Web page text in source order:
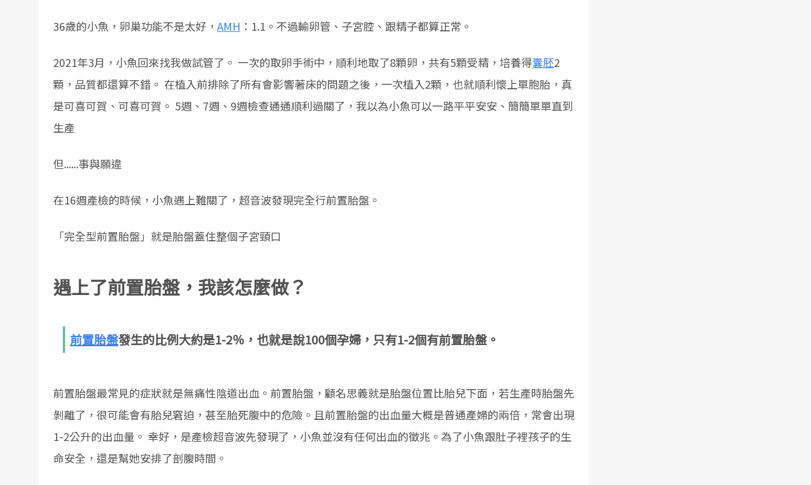
36歲的小魚，卵巢功能不是太好， AMH ：1.1。不過輸卵管、子宮腔、跟精子都算正常。
2021年3月，小魚回來找我做試管了。 一次的取卵手術中，順利地取了8顆卵，共有5顆受精，培養得囊胚2
顆，品質都還算不錯。 在植入前排除了所有會影響著床的問題之後，一次植入2顆，也就順利懷上單胞胎，真
是可喜可賀、可喜可賀。 5週、7週、9週檢查通通順利過關了，我以為小魚可以一路平平安安、簡簡單單直到
生產
但......事與願違
在16週產檢的時候，小魚遇上難關了，超音波發現完全行前置胎盤。
「完全型前置胎盤」就是胎盤蓋住整個子宮頸口
遇上了前置胎盤，我該怎麼做？
前置胎盤發生的比例大約是1-2％，也就是說100個孕婦，只有1-2個有前置胎盤。
前置胎盤最常見的症狀就是無痛性陰道出血。前置胎盤，顧名思義就是胎盤位置比胎兒下面，若生產時胎盤先
剝離了，很可能會有胎兒窘迫，甚至胎死腹中的危險。且前置胎盤的出血量大概是普通產婦的兩倍，常會出現
1-2公升的出血量。 幸好，是產檢超音波先發現了，小魚並沒有任何出血的徵兆。為了小魚跟肚子裡孩子的生
命安全，還是幫她安排了剖腹時間。